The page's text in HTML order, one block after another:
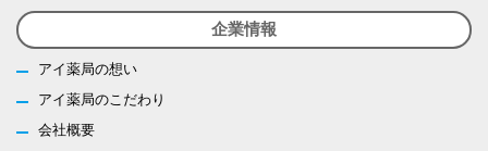
企業情報
アイ薬局の想い
アイ薬局のこだわり
会社概要